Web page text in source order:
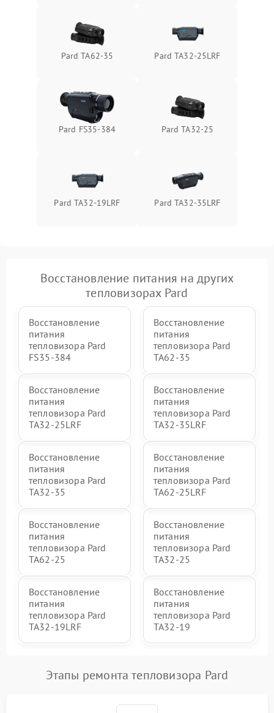
Pard TA62-35 Pard TA32-25LRF
Pard FS35-384 Pard TA32-25
Pard TA32-19LRF Pard TA32-35LRF
Восстановление питания на других
тепловизорах Pard
Восстановление
питания
тепловизора Pard
FS35-384
Восстановление
питания
тепловизора Pard
TA62-35
Восстановление
питания
тепловизора Pard
TA32-25LRF
Восстановление
питания
тепловизора Pard
TA32-35LRF
Восстановление
питания
тепловизора Pard
TA32-35
Восстановление
питания
тепловизора Pard
TA62-25LRF
Восстановление
питания
тепловизора Pard
TA62-25
Восстановление
питания
тепловизора Pard
TA32-25
Восстановление
питания
тепловизора Pard
TA32-19LRF
Восстановление
питания
тепловизора Pard
TA32-19
Этапы ремонта тепловизора Pard